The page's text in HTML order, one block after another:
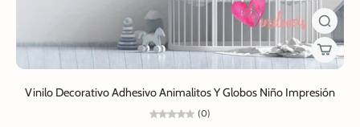
Vinilo Decorativo Adhesivo Animalitos Y Globos Niño Impresión
(0)